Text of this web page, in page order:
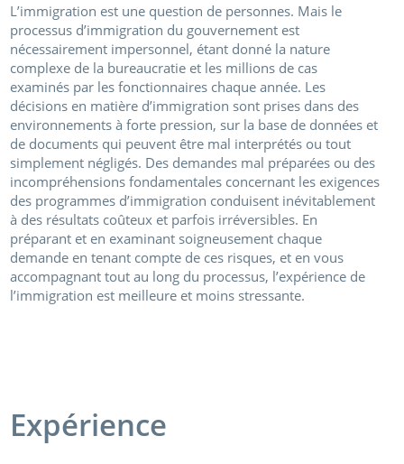
L’immigration est une question de personnes. Mais le
processus d’immigration du gouvernement est
nécessairement impersonnel, étant donné la nature
complexe de la bureaucratie et les millions de cas
examinés par les fonctionnaires chaque année. Les
décisions en matière d’immigration sont prises dans des
environnements à forte pression, sur la base de données et
de documents qui peuvent être mal interprétés ou tout
simplement négligés. Des demandes mal préparées ou des
incompréhensions fondamentales concernant les exigences
des programmes d’immigration conduisent inévitablement
à des résultats coûteux et parfois irréversibles. En
préparant et en examinant soigneusement chaque
demande en tenant compte de ces risques, et en vous
accompagnant tout au long du processus, l’expérience de
l’immigration est meilleure et moins stressante.
Expérience